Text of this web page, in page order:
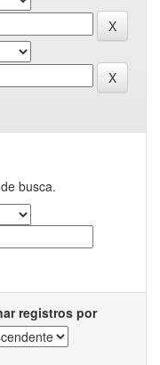
busca.
registros por